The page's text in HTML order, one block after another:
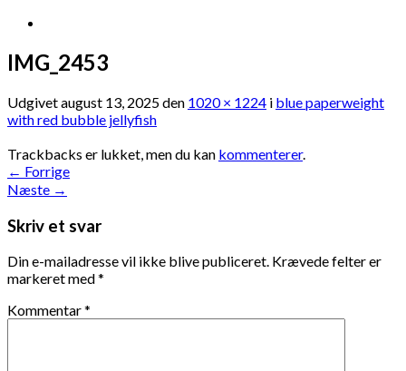
IMG_2453
Udgivetaugust 13, 2025den 1020 × 1224 i blue paperweight
with red bubble jellyfish
Trackbacks er lukket, men du kan kommenterer.
← Forrige
Næste →
Skriv et svar
Din e-mailadresse vil ikke blive publiceret. Krævede felter er
markeret med*
Kommentar*